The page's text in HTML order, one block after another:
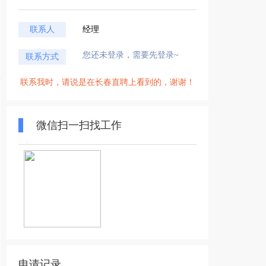
联系人 经理
联系方式 您还未登录，需要先登录~
联系我时，请说是在长春直聘上看到的，谢谢！
微信扫一扫找工作